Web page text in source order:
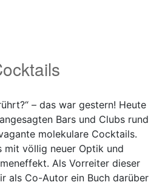
– das war gestern! Heute
Bars und Clubs rund
molekulare Cocktails.
mit völlig neuer Optik und
Als Vorreiter dieser
als Co-Autor ein Buch darüber